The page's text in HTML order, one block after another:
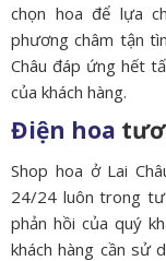
chọn hoa để lựa
phương châm tận
Châu đáp ứng hết
của khách hàng.
Điện hoa
Shop hoa ở Lai
24/24 luôn trong tư
phản hồi của quý
khách hàng cần sử